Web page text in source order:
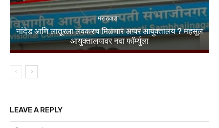
मराठवाडा
नांदेड आणि लातूरला लवकरच मिळणार अप्पर आयुक्तालय ? महसूल
आयुक्तालयावर नवा फॉर्म्युला
LEAVE A REPLY